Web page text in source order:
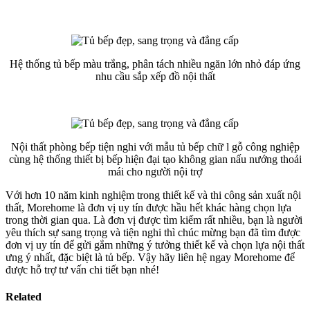
Hệ thống tủ bếp màu trắng, phân tách nhiều ngăn lớn nhỏ đáp ứng
nhu cầu sắp xếp đồ nội thất
Nội thất phòng bếp tiện nghi với mẫu tủ bếp chữ l gỗ công nghiệp
cùng hệ thống thiết bị bếp hiện đại tạo không gian nấu nướng thoải
mái cho người nội trợ
Với hơn 10 năm kinh nghiệm trong thiết kế và thi công sản xuất nội
thất, Morehome là đơn vị uy tín được hầu hết khác hàng chọn lựa
trong thời gian qua. Là đơn vị được tìm kiếm rất nhiều, bạn là người
yêu thích sự sang trọng và tiện nghi thì chúc mừng bạn đã tìm được
đơn vị uy tín để gửi gắm những ý tưởng thiết kế và chọn lựa nội thất
ưng ý nhất, đặc biệt là tủ bếp. Vậy hãy liên hệ ngay Morehome để
được hỗ trợ tư vấn chi tiết bạn nhé!
Related